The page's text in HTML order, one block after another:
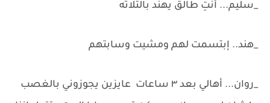
_سليم... أنتِ طالق يهند بالتلاته
_هند.. إبتسمت لهم ومشيت وسابتهم
_روان... أهالي بعد ٣ ساعات عايزين يجوزوني بالغصب